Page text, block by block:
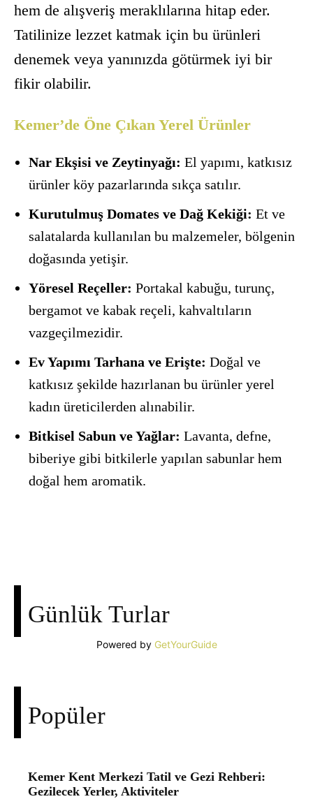
hem de alışveriş meraklılarına hitap eder.
Tatilinize lezzet katmak için bu ürünleri
denemek veya yanınızda götürmek iyi bir
fikir olabilir.
Kemer’de Öne Çıkan Yerel Ürünler
Nar Ekşisi ve Zeytinyağı: El yapımı, katkısız
ürünler köy pazarlarında sıkça satılır.
Kurutulmuş Domates ve Dağ Kekiği: Et ve
salatalarda kullanılan bu malzemeler, bölgenin
doğasında yetişir.
Yöresel Reçeller: Portakal kabuğu, turunç,
bergamot ve kabak reçeli, kahvaltıların
vazgeçilmezidir.
Ev Yapımı Tarhana ve Erişte: Doğal ve
katkısız şekilde hazırlanan bu ürünler yerel
kadın üreticilerden alınabilir.
Bitkisel Sabun ve Yağlar: Lavanta, defne,
biberiye gibi bitkilerle yapılan sabunlar hem
doğal hem aromatik.
Günlük Turlar
Powered by GetYourGuide
Popüler
Kemer Kent Merkezi Tatil ve Gezi Rehberi:
Gezilecek Yerler, Aktiviteler